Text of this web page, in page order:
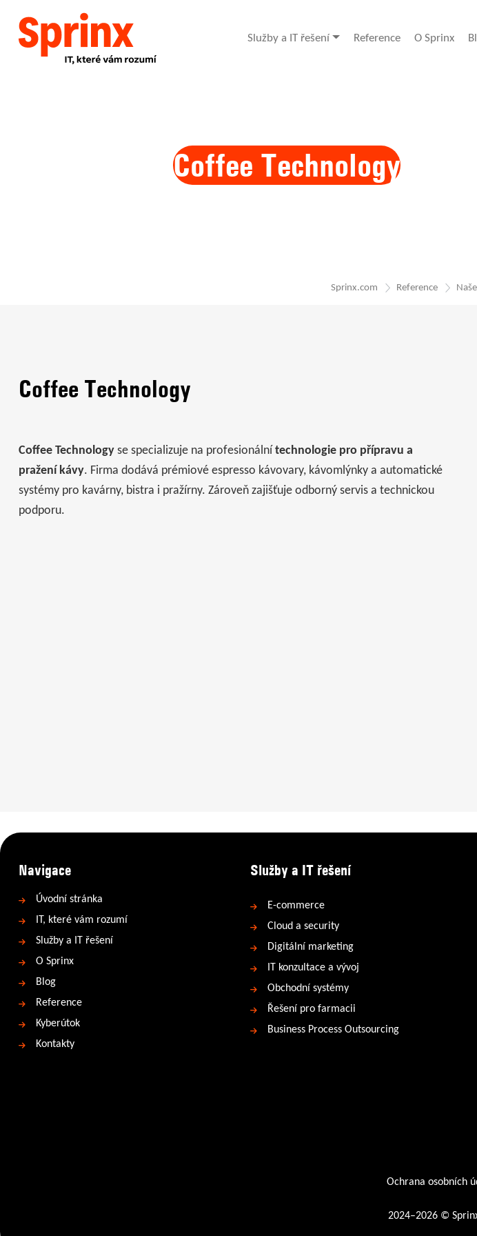
Služby a IT řešení Reference O Sprinx
Coffee Technology
Sprinx.com Reference
Coffee Technology
Coffee Technology se specializuje na profesionální technologie pro přípravu a
pražení kávy. Firma dodává prémiové espresso kávovary, kávomlýnky a automatické
systémy pro kavárny, bistra i pražírny. Zároveň zajišťuje odborný servis a technickou
podporu.
Navigace
Úvodní stránka
IT, které vám rozumí
Služby a IT řešení
O Sprinx
Blog
Reference
Kyberútok
Kontakty
Služby a IT řešení
E-commerce
Cloud a security
Digitální marketing
IT konzultace a vývoj
Obchodní systémy
Řešení pro farmacii
Business Process Outsourcing
Ochrana osobních
2024–2026 ©